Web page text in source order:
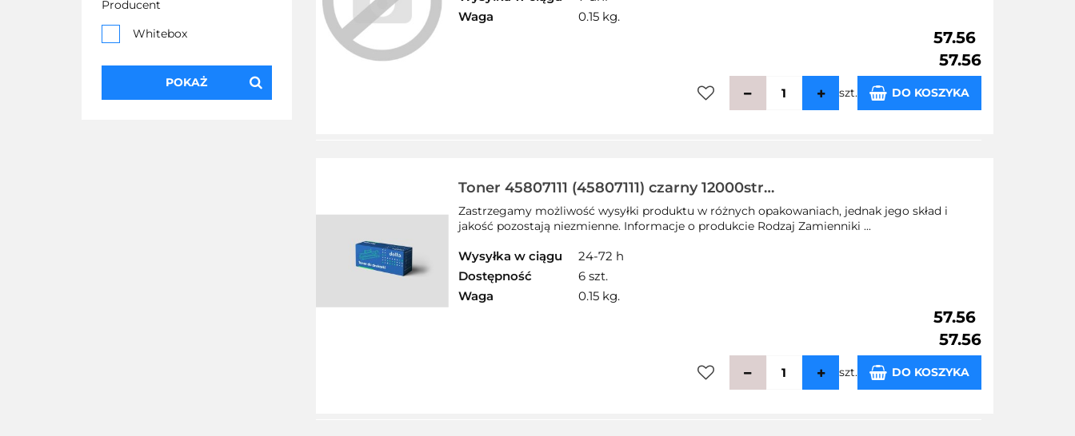
Producent
Whitebox
POKAŻ
Waga
0.15 kg.
57.56
57.56
szt. DO KOSZYKA
Toner 45807111 (45807111) czarny 12000str
zamiennik OKI
Zastrzegamy możliwość wysyłki produktu w różnych opakowaniach, jednak jego skład i
jakość pozostają niezmienne. Informacje o produkcie Rodzaj Zamienniki ...
Wysyłka w ciągu
24-72 h
Dostępność
6 szt.
Waga
0.15 kg.
57.56
57.56
szt. DO KOSZYKA